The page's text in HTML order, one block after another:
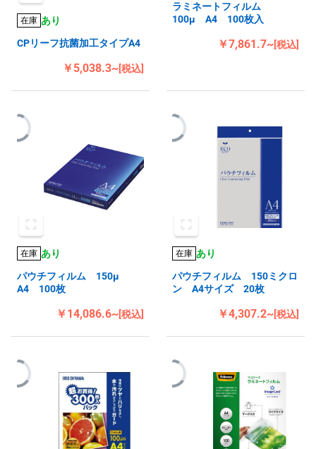
在庫 あり
CPリーフ抗菌加工タイプA4
￥5,038.3~[税込]
ラミネートフィルム
100μ A4 100枚入
￥7,861.7~[税込]
在庫 あり
パウチフィルム 150μ
A4 100枚
￥14,086.6~[税込]
在庫 あり
パウチフィルム 150ミクロ
ン A4サイズ 20枚
￥4,307.2~[税込]